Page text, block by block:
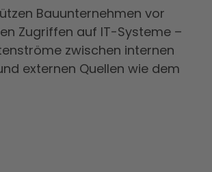
Bauunternehmen vor
Zugriffen auf IT-Systeme –
zwischen internen
externen Quellen wie dem